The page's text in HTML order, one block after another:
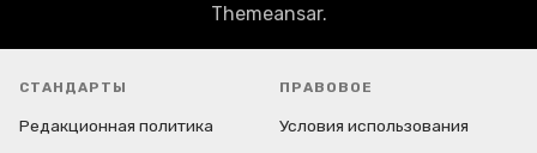
Themeansar.
СТАНДАРТЫ
Редакционная политика
ПРАВОВОЕ
Условия использования